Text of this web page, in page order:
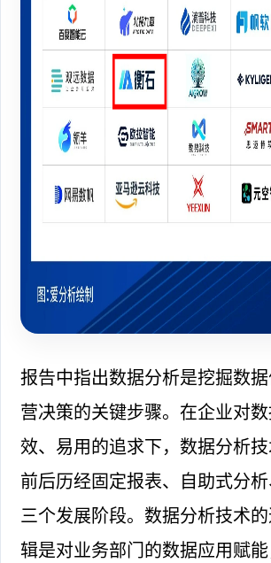
报告中指出数据分析是挖掘数
营决策的关键步骤。在企业对
效、易用的追求下，数据分析技
前后历经固定报表、自助式分
三个发展阶段。数据分析技术
辑是对业务部门的数据应用赋